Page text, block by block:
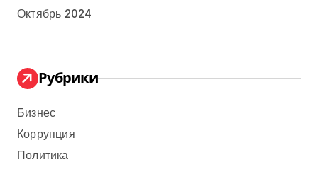
Октябрь 2024
Рубрики
Бизнес
Коррупция
Политика